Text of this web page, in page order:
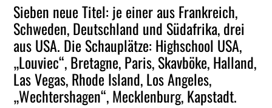
Sieben neue Titel: je einer aus Frankreich,
Schweden, Deutschland und Südafrika, drei
aus USA. Die Schauplätze: Highschool USA,
„Louviec“, Bretagne, Paris, Skavböke, Halland,
Las Vegas, Rhode Island, Los Angeles,
„Wechtershagen“, Mecklenburg, Kapstadt.